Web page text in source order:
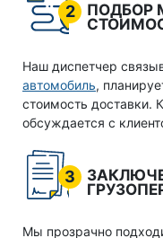
2
ПОДБОР
Наш диспетчер
автомобиль,
стоимость доставки.
обсуждается с
3
Мы прозрачно